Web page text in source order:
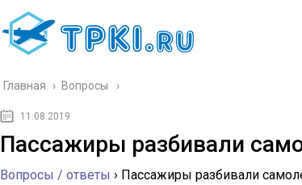
Главная › Вопросы
11.08.2019
Пассажиры разбивали
Вопросы / ответы › Пассажиры разбивали